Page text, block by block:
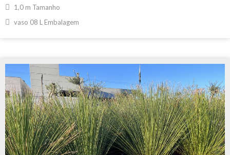
1,0 m Tamanho
vaso 08 L Embalagem